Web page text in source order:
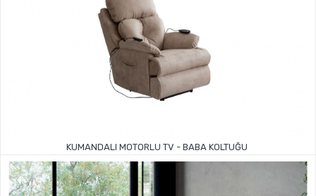
KUMANDALI MOTORLU TV - BABA KOLTUĞU